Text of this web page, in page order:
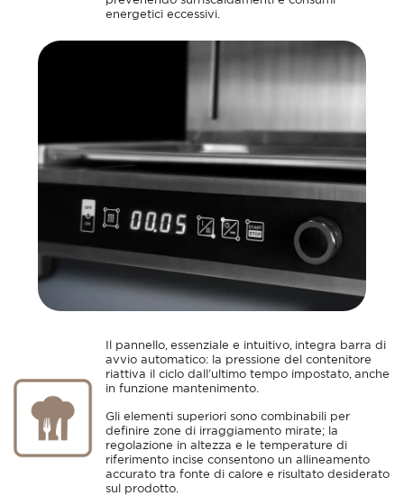
energetici eccessivi.
Il pannello, essenziale e intuitivo, integra barra di
avvio automatico: la pressione del contenitore
riattiva il ciclo dall’ultimo tempo impostato, anche
in funzione mantenimento.
Gli elementi superiori sono combinabili per
definire zone di irraggiamento mirate; la
regolazione in altezza e le temperature di
riferimento incise consentono un allineamento
accurato tra fonte di calore e risultato desiderato
sul prodotto.